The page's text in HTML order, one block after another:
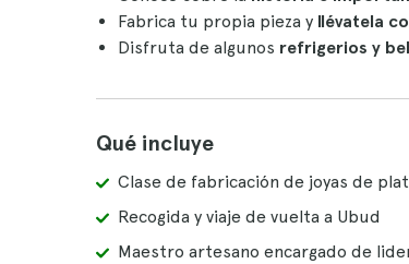
Fabrica tu propia pieza y llévatela
Disfruta de algunos refrigerios y
Qué incluye
Clase de fabricación de joyas de
Recogida y viaje de vuelta a Ubud
Maestro artesano encargado de